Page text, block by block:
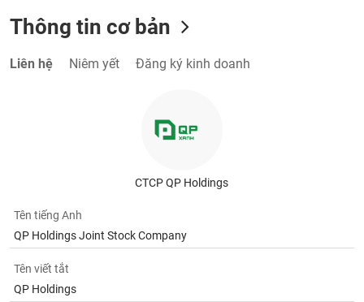
Thông tin cơ bản
Liên hệ Niêm yết Đăng ký kinh doanh
CTCP QP Holdings
Tên tiếng Anh
QP Holdings Joint Stock Company
Tên viết tắt
QP Holdings